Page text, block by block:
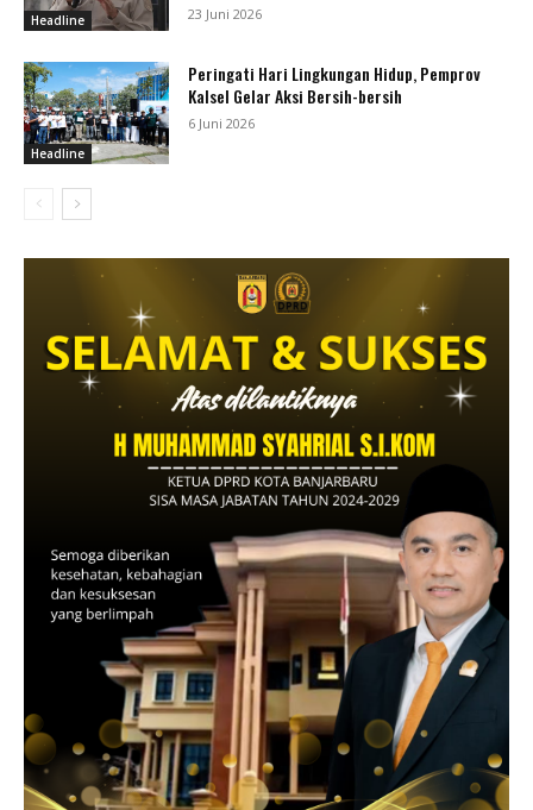
Headline 23 Juni 2026
Headline
Peringati Hari Lingkungan Hidup, Pemprov
Kalsel Gelar Aksi Bersih-bersih
6 Juni 2026